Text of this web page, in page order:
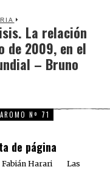
La relación
de 2009, en el
– Bruno
Nº 71
de página
Fabián Harari Las